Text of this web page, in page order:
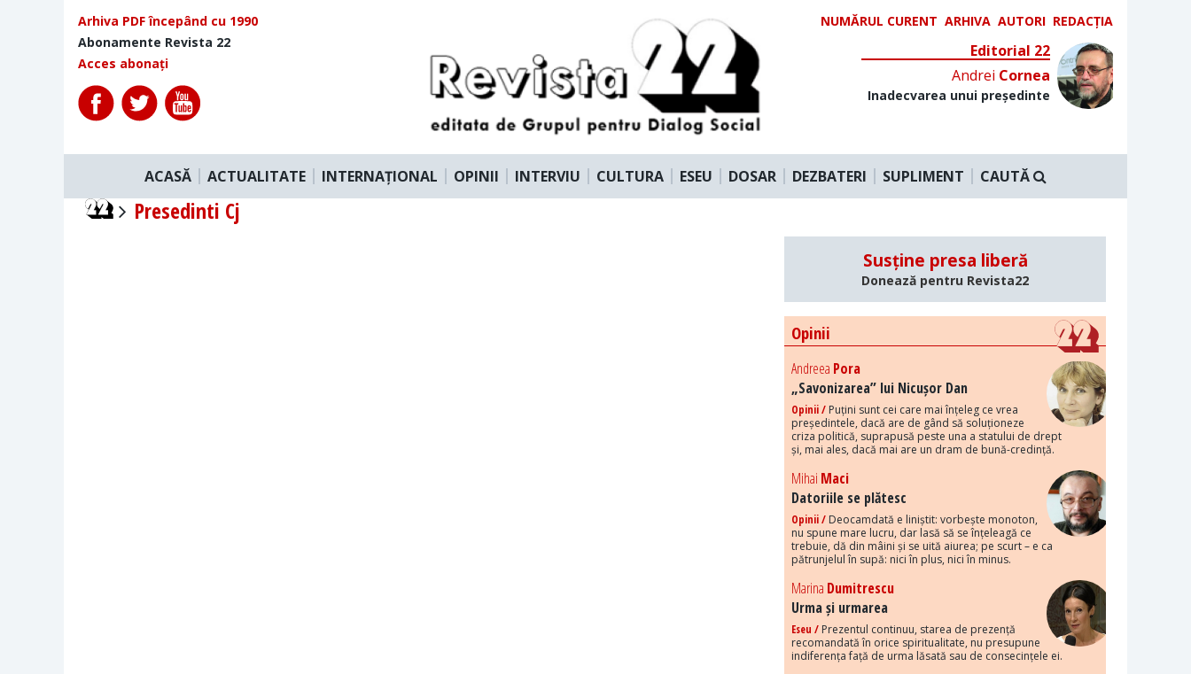
Arhiva PDF începând cu 1990
Abonamente Revista 22
Acces abonați
NUMĂRUL CURENT ARHIVA AUTORI REDACȚIA
Editorial 22
Andrei Cornea
Inadecvarea unui președinte
ACASĂ ACTUALITATE INTERNAȚIONAL OPINII INTERVIU CULTURA ESEU DOSAR DEZBATERI SUPLIMENT CAUTĂ
Presedinti Cj
Susține presa liberă
Donează pentru Revista22
Opinii
Andreea Pora
„Savonizarea” lui Nicușor Dan
Opinii / Puțini sunt cei care mai înțeleg ce vrea
președintele, dacă are de gând să soluționeze
criza politică, suprapusă peste una a statului de drept
și, mai ales, dacă mai are un dram de bună-credință.
Mihai Maci
Datoriile se plătesc
Opinii / Deocamdată e liniștit: vorbește monoton,
nu spune mare lucru, dar lasă să se înțeleagă ce
trebuie, dă din mâini și se uită aiurea; pe scurt – e ca
pătrunjelul în supă: nici în plus, nici în minus.
Marina Dumitrescu
Urma și urmarea
Eseu / Prezentul continuu, starea de prezență
recomandată în orice spiritualitate, nu presupune
indiferența față de urma lăsată sau de consecințele ei.